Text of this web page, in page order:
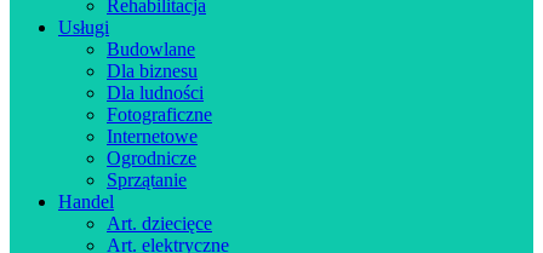
Rehabilitacja
Usługi
Budowlane
Dla biznesu
Dla ludności
Fotograficzne
Internetowe
Ogrodnicze
Sprzątanie
Handel
Art. dziecięce
Art. elektryczne